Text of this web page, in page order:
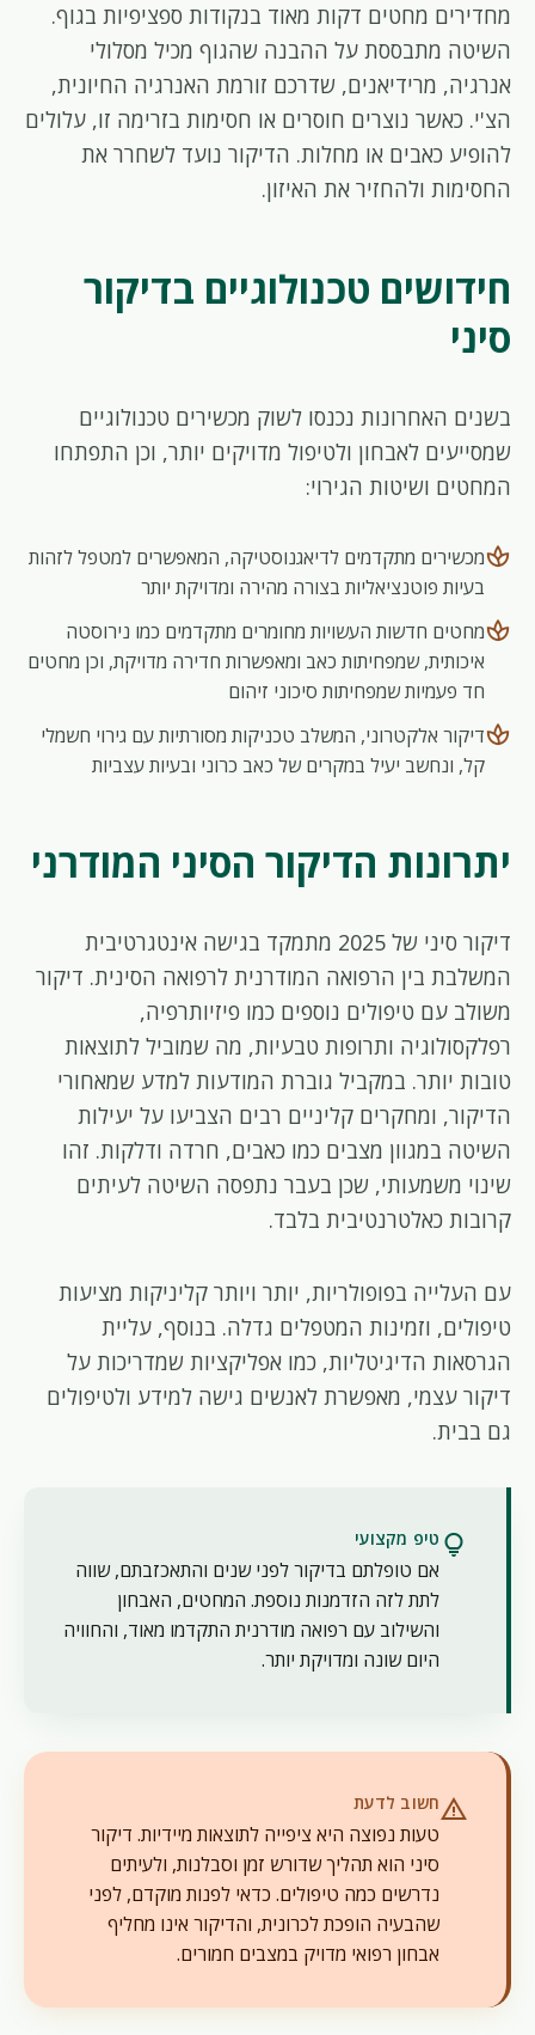
מחדירים מחטים דקות מאוד בנקודות ספציפיות בגוף.
השיטה מתבססת על ההבנה שהגוף מכיל מסלולי
אנרגיה, מרידיאנים, שדרכם זורמת האנרגיה החיונית,
הצ'י. כאשר נוצרים חוסרים או חסימות בזרימה זו, עלולים
להופיע כאבים או מחלות. הדיקור נועד לשחרר את
החסימות ולהחזיר את האיזון.
חידושים טכנולוגיים בדיקור
סיני
בשנים האחרונות נכנסו לשוק מכשירים טכנולוגיים
שמסייעים לאבחון ולטיפול מדויקים יותר, וכן התפתחו
המחטים ושיטות הגירוי:
spaמכשירים מתקדמים לדיאגנוסטיקה, המאפשרים למטפל לזהות
בעיות פוטנציאליות בצורה מהירה ומדויקת יותר
spaמחטים חדשות העשויות מחומרים מתקדמים כמו נירוסטה
איכותית, שמפחיתות כאב ומאפשרות חדירה מדויקת, וכן מחטים
חד פעמיות שמפחיתות סיכוני זיהום
spaדיקור אלקטרוני, המשלב טכניקות מסורתיות עם גירוי חשמלי
קל, ונחשב יעיל במקרים של כאב כרוני ובעיות עצביות
יתרונות הדיקור הסיני המודרני
דיקור סיני של 2025 מתמקד בגישה אינטגרטיבית
המשלבת בין הרפואה המודרנית לרפואה הסינית. דיקור
משולב עם טיפולים נוספים כמו פיזיותרפיה,
רפלקסולוגיה ותרופות טבעיות, מה שמוביל לתוצאות
טובות יותר. במקביל גוברת המודעות למדע שמאחורי
הדיקור, ומחקרים קליניים רבים הצביעו על יעילות
השיטה במגוון מצבים כמו כאבים, חרדה ודלקות. זהו
שינוי משמעותי, שכן בעבר נתפסה השיטה לעיתים
קרובות כאלטרנטיבית בלבד.
עם העלייה בפופולריות, יותר ויותר קליניקות מציעות
טיפולים, וזמינות המטפלים גדלה. בנוסף, עליית
הגרסאות הדיגיטליות, כמו אפליקציות שמדריכות על
דיקור עצמי, מאפשרת לאנשים גישה למידע ולטיפולים
גם בבית.
lightbulb טיפ מקצועי
אם טופלתם בדיקור לפני שנים והתאכזבתם, שווה
לתת לזה הזדמנות נוספת. המחטים, האבחון
והשילוב עם רפואה מודרנית התקדמו מאוד, והחוויה
היום שונה ומדויקת יותר.
warningחשוב לדעת
טעות נפוצה היא ציפייה לתוצאות מיידיות. דיקור
סיני הוא תהליך שדורש זמן וסבלנות, ולעיתים
נדרשים כמה טיפולים. כדאי לפנות מוקדם, לפני
שהבעיה הופכת לכרונית, והדיקור אינו מחליף
אבחון רפואי מדויק במצבים חמורים.